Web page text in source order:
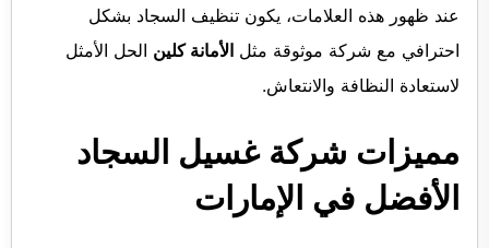
عند ظهور هذه العلامات، يكون تنظيف السجاد بشكل
احترافي مع شركة موثوقة مثل الأمانة كلين الحل الأمثل
لاستعادة النظافة والانتعاش.
مميزات شركة غسيل السجاد
الأفضل في الإمارات